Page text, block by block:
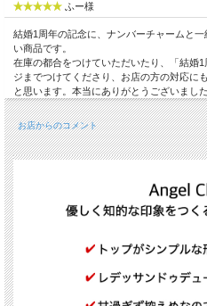
送料について詳しくはこちら(PC版)
*スマホ版はこちら
オーバルシェイプのシンプルな形
天使のイラストでお守り的に
程よいサイズ感がオフィスにもオフの日
ふー様
結婚1周年の記念に、ナンバーチャームと
い商品です。
在庫の都合をつけていただいたり、「結婚
ジまでつけてくださり、お店の方の対応に
と思います。本当にありがとうございました
お店からのコメント